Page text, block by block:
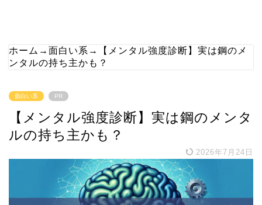
ホーム → 面白い系 →
【メンタル強度診断】実は鋼のメ
ンタルの持ち主かも？
面白い系 PR
【メンタル強度診断】実は鋼のメンタ
ルの持ち主かも？
2026年7月24日